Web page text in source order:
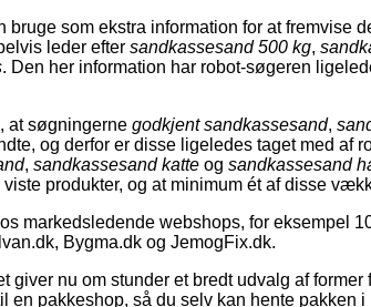
bruge som ekstra information for at fremvise
leder efter sandkassesand 500 kg,
. Den her information har robot-søgeren
at søgningerne godkjent sandkassesand,
og derfor er disse ligeledes taget med af
, sandkassesand katte og sandkassesand
produkter, og at minimum ét af disse
markedsledende webshops, for eksempel
Bygma.dk og JemogFix.dk.
giver nu om stunder et bredt udvalg af
pakkeshop, så du selv kan hente pakken i